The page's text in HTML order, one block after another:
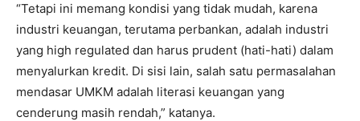
“Tetapi ini memang kondisi yang tidak mudah, karena
industri keuangan, terutama perbankan, adalah industri
yang high regulated dan harus prudent (hati-hati) dalam
menyalurkan kredit. Di sisi lain, salah satu permasalahan
mendasar UMKM adalah literasi keuangan yang
cenderung masih rendah,” katanya.